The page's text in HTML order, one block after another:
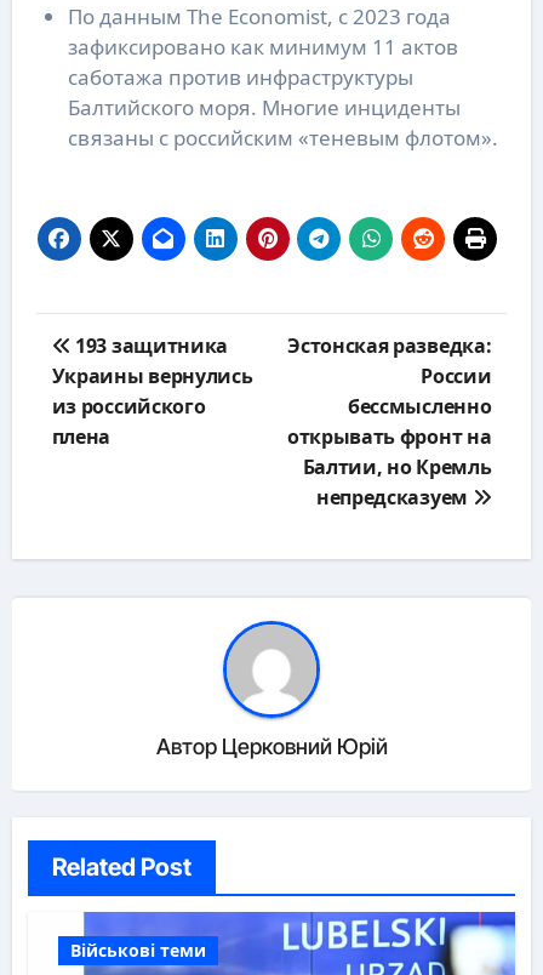
По данным The Economist, с 2023 года
зафиксировано как минимум 11 актов
саботажа против инфраструктуры
Балтийского моря. Многие инциденты
связаны с российским «теневым флотом».
по
записям
193 защитника
Украины вернулись
из российского
плена
Эстонская разведка:
России
бессмысленно
открывать фронт на
Балтии, но Кремль
непредсказуем
Автор Церковний Юрій
Related Post
Військові теми